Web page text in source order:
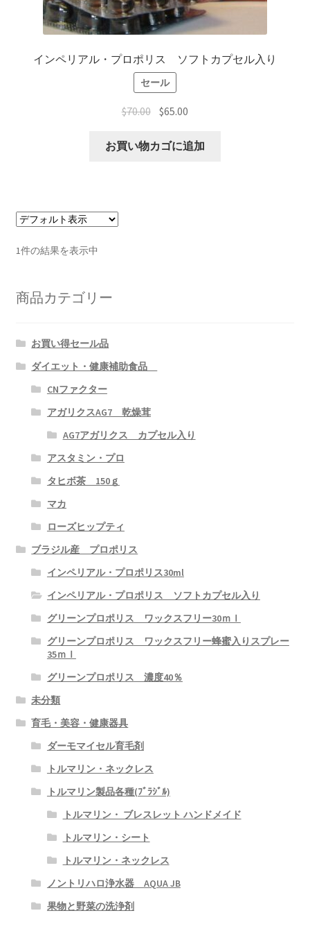
生活習慣病改善情報
JB健康メルマガ
体験談 アガリクス
体験談 CNファクター
体験談 その他製品
インペリアル・プロポリス ソフトカプセル入り
セール
$70.00 $65.00
お買い物カゴに追加
1件の結果を表示中
商品カテゴリー
お買い得セール品
ダイエット・健康補助食品
CNファクター
アガリクスAG7 乾燥茸
AG7アガリクス カプセル入り
アスタミン・プロ
タヒボ茶 150ｇ
マカ
ローズヒップティ
ブラジル産 プロポリス
インペリアル・プロポリス30ml
インペリアル・プロポリス ソフトカプセル入り
グリーンプロポリス ワックスフリー30ｍｌ
グリーンプロポリス ワックスフリー蜂蜜入りスプレー
35ｍｌ
グリーンプロポリス 濃度40％
未分類
育毛・美容・健康器具
ダーモマイセル育毛剤
トルマリン・ネックレス
トルマリン製品各種(ﾌﾞﾗｼﾞﾙ)
トルマリン・ ブレスレット ハンドメイド
トルマリン・シート
トルマリン・ネックレス
ノントリハロ浄水器 AQUA JB
果物と野菜の洗浄剤